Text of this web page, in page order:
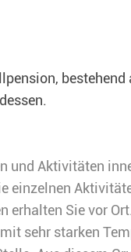
und Aktivitäten
einzelnen
erhalten Sie vor
sehr starken